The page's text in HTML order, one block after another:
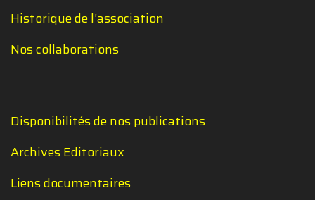
Historique de l'association
Nos collaborations
Disponibilités de nos publications
Archives Editoriaux
Liens documentaires